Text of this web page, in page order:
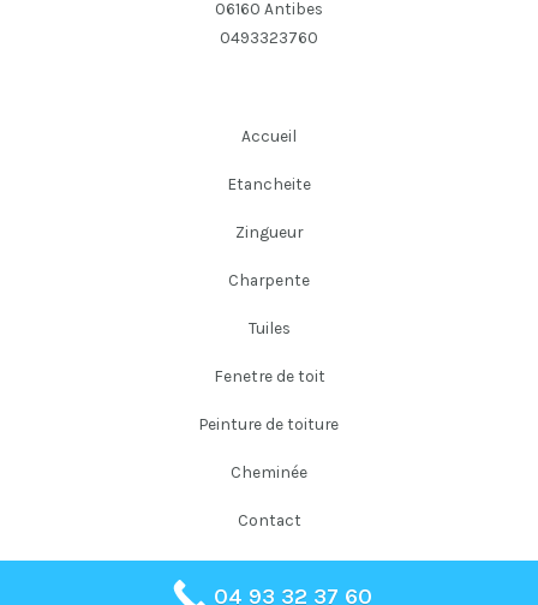
06160 Antibes
0493323760
Accueil
Etancheite
Zingueur
Charpente
Tuiles
Fenetre de toit
Peinture de toiture
Cheminée
Contact
Copyright © 2026 Falloni Couverture Père et Fils
04 93 32 37 60